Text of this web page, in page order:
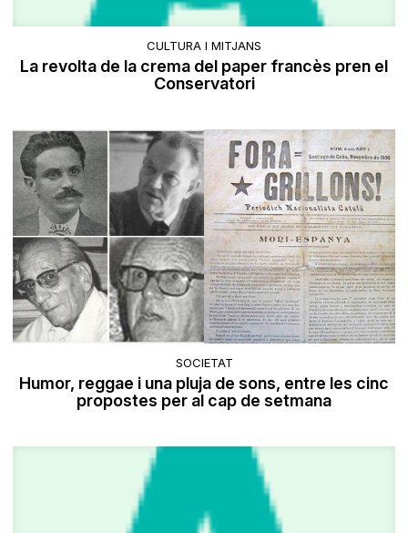
CULTURA I MITJANS
La revolta de la crema del paper francès pren el
Conservatori
SOCIETAT
Humor, reggae i una pluja de sons, entre les cinc
propostes per al cap de setmana